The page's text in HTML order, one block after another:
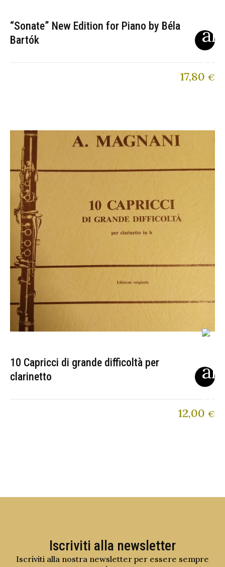
“Sonate” New Edition for Piano by Béla
Bartók
17,80 €
10 Capricci di grande difficoltà per
clarinetto
12,00 €
Iscriviti alla newsletter
Iscriviti alla nostra newsletter per essere sempre